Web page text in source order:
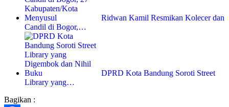
Ridwan Kamil Resmikan Kolecer dan
Candil di Bogor,…
DPRD Kota Bandung Soroti Street
Library yang…
Bagikan :